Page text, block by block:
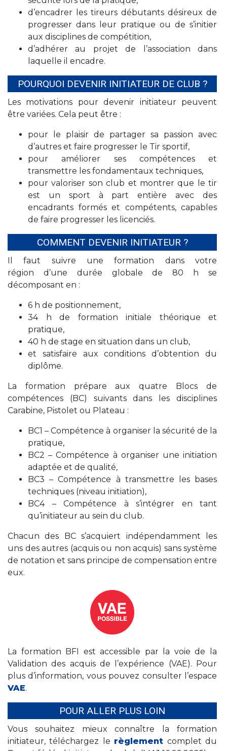
d’encadrer les tireurs débutants désireux de
progresser dans leur pratique ou de s’initier
aux disciplines de compétition,
d’adhérer au projet de l’association dans
laquelle il encadre.
POURQUOI DEVENIR INITIATEUR DE CLUB ?
Les motivations pour devenir initiateur peuvent
être variées. Cela peut être :
pour le plaisir de partager sa passion avec
d’autres et faire progresser le Tir sportif,
pour améliorer ses compétences et
transmettre les fondamentaux techniques,
pour valoriser son club et montrer que le tir
est un sport à part entière avec des
encadrants formés et compétents, capables
de faire progresser les licenciés.
COMMENT DEVENIR INITIATEUR ?
Il faut suivre une formation dans votre
région d’une durée globale de 80 h se
décomposant en :
6 h de positionnement,
34 h de formation initiale théorique et
pratique,
40 h de stage en situation dans un club,
et satisfaire aux conditions d’obtention du
diplôme.
La formation prépare aux quatre Blocs de
compétences (BC) suivants dans les disciplines
Carabine, Pistolet ou Plateau :
BC1 – Compétence à organiser la sécurité de la
pratique,
BC2 – Compétence à organiser une initiation
adaptée et de qualité,
BC3 – Compétence à transmettre les bases
techniques (niveau initiation),
BC4 – Compétence à s’intégrer en tant
qu’initiateur au sein du club.
Chacun des BC s’acquiert indépendamment les
uns des autres (acquis ou non acquis) sans système
de notation et sans principe de compensation entre
eux.
La formation BFI est accessible par la voie de la
Validation des acquis de l’expérience (VAE). Pour
plus d’information, vous pouvez consulter l’espace
VAE.
POUR ALLER PLUS LOIN
Vous souhaitez mieux connaître la formation
initiateur, téléchargez le règlement complet du